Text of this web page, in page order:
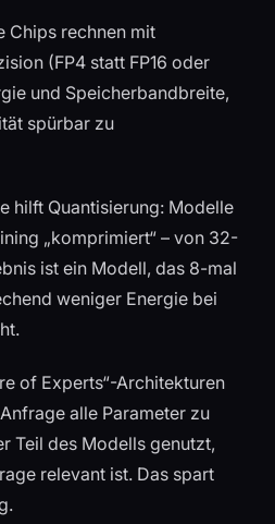
Chips rechnen mit
(FP4 statt FP16 oder
und Speicherbandbreite,
spürbar zu
hilft Quantisierung: Modelle
„komprimiert“ – von 32-
ist ein Modell, das 8-mal
weniger Energie bei
of Experts“-Architekturen
alle Parameter zu
Teil des Modells genutzt,
relevant ist. Das spart